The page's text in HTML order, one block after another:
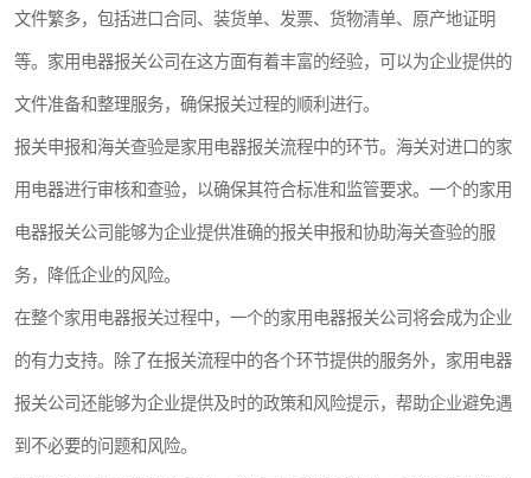
文件繁多，包括进口合同、装货单、发票、货物清单、原产地证明
等。家用电器报关公司在这方面有着丰富的经验，可以为企业提供的
文件准备和整理服务，确保报关过程的顺利进行。
报关申报和海关查验是家用电器报关流程中的环节。海关对进口的家
用电器进行审核和查验，以确保其符合标准和监管要求。一个的家用
电器报关公司能够为企业提供准确的报关申报和协助海关查验的服
务，降低企业的风险。
在整个家用电器报关过程中，一个的家用电器报关公司将会成为企业
的有力支持。除了在报关流程中的各个环节提供的服务外，家用电器
报关公司还能够为企业提供及时的政策和风险提示，帮助企业避免遇
到不必要的问题和风险。